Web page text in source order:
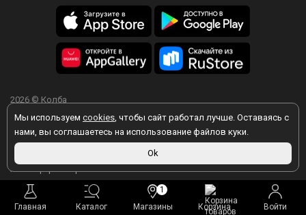
Главная Каталог Магазины
1
Корзина
Войти
Мы используем cookies, чтобы сайт работал лучше. Оставаясь с
нами, вы соглашаетесь на использование файлов куки.
Ok
2026 © Колба
Вы принимаете условия политики в отношении обработки
персональных данных
любой форме обратной связи на сайте kolba.ru.